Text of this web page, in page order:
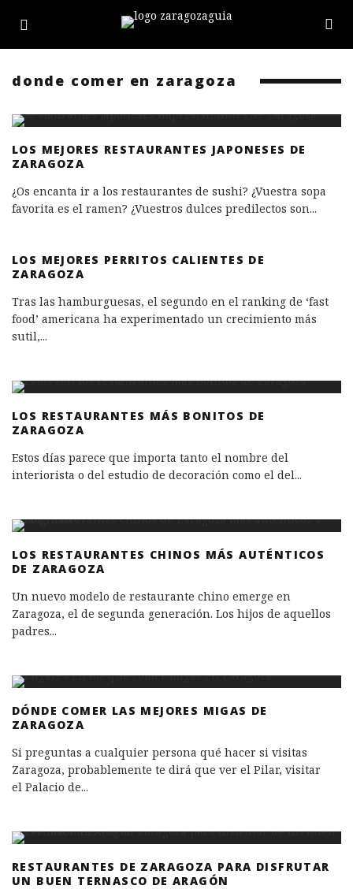
donde comer en zaragoza
LOS MEJORES RESTAURANTES JAPONESES DE
ZARAGOZA
¿Os encanta ir a los restaurantes de sushi? ¿Vuestra sopa
favorita es el ramen? ¿Vuestros dulces predilectos son...
LOS MEJORES PERRITOS CALIENTES DE
ZARAGOZA
Tras las hamburguesas, el segundo en el ranking de ‘fast
food’ americana ha experimentado un crecimiento más
sutil,...
LOS RESTAURANTES MÁS BONITOS DE
ZARAGOZA
Estos días parece que importa tanto el nombre del
interiorista o del estudio de decoración como el del...
LOS RESTAURANTES CHINOS MÁS AUTÉNTICOS
DE ZARAGOZA
Un nuevo modelo de restaurante chino emerge en
Zaragoza, el de segunda generación. Los hijos de aquellos
padres...
DÓNDE COMER LAS MEJORES MIGAS DE
ZARAGOZA
Si preguntas a cualquier persona qué hacer si visitas
Zaragoza, probablemente te dirá que ver el Pilar, visitar
el Palacio de...
RESTAURANTES DE ZARAGOZA PARA DISFRUTAR
UN BUEN TERNASCO DE ARAGÓN